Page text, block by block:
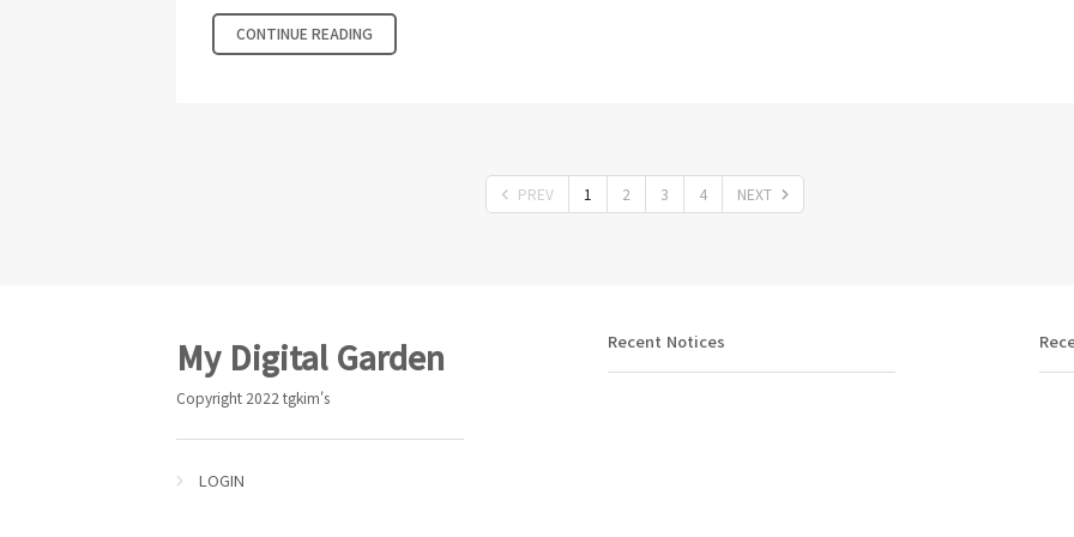
CONTINUE READING
PREV 1 2 3 4 NEXT
My Digital Garden
Copyright 2022 tgkim's
LOGIN
Recent Notices